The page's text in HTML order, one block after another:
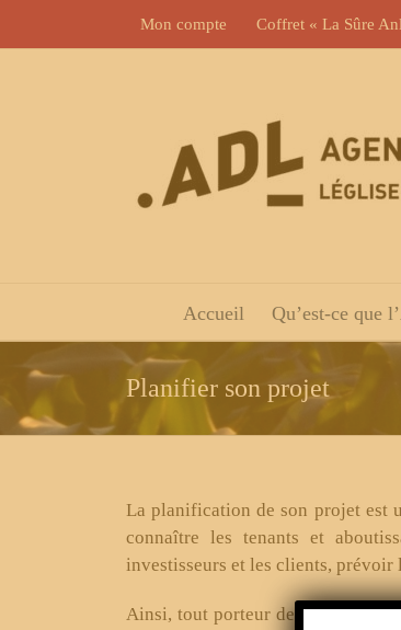
Mon compte Coffret « La Sûre
Accueil Qu’est-ce que
Planifier son projet
La planification de son projet est
connaître les tenants et
investisseurs et les clients, prévoir
Ainsi, tout porteur de projet